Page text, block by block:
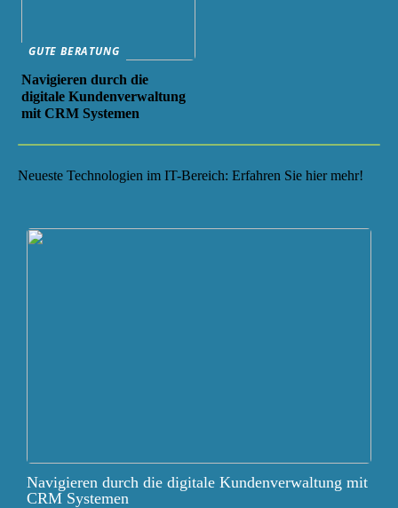
GUTE BERATUNG
Navigieren durch die
digitale Kundenverwaltung
mit CRM Systemen
Neueste Technologien im IT-Bereich: Erfahren Sie hier mehr!
Navigieren durch die digitale Kundenverwaltung mit
CRM Systemen